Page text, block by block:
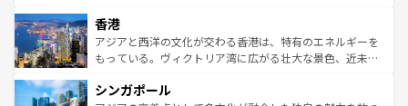
とつ。フォーやバインミー、ベトナムコーヒーなどは、ぜ
ひ現地で味わいたい。どの地域を訪れてもあたたかい人々
が旅行者を迎えてくれるので、きっと忘れられない旅にな
参照してほしい。
の活気が交差している。北部ではチェンマイなどの山岳地
帯で自然と触れ合い、南部ではプーケットやクラビの美し
いビーチでリゾート気分を楽しむことができる。タイ料理
激する。気候は一年中温暖で、どの季節にも異なる楽しみ
香港
アジアと西洋の文化が交わる香港は、特有のエネルギーを
もっている。ヴィクトリア湾に広がる壮大な景色、近未来
み、どこを訪れても感動するはず。観光スポットが密集し
シンガポール